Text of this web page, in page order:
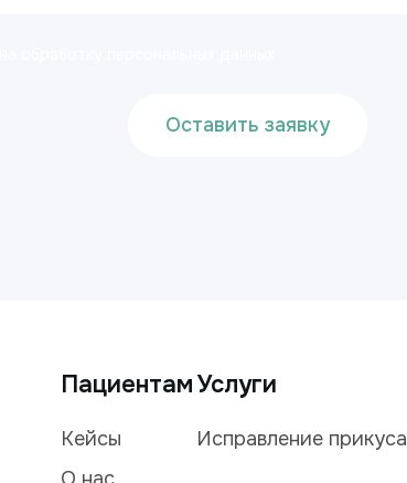
Оставить заявку
Пациентам
Кейсы
Услуги
Исправление прикуса